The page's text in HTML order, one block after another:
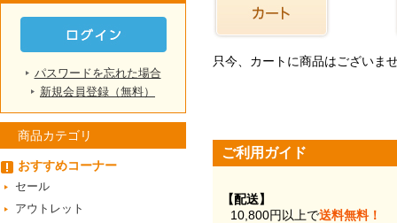
只今、カートに商品はございま
ご利用ガイド
【配送】
10,800円以上で送料無料！
パスワードを忘れた場合
新規会員登録（無料）
商品カテゴリ
おすすめコーナー
セール
アウトレット